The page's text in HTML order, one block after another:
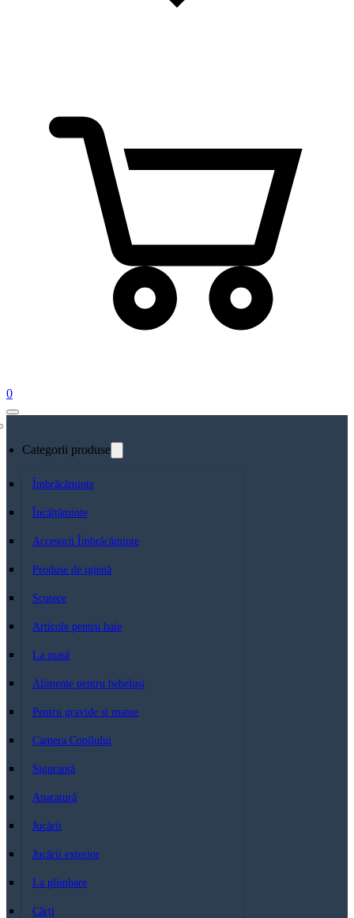
0
Categorii produse
Îmbrăcăminte
Încălțăminte
Accesorii Îmbrăcăminte
Produse de igienă
Scutece
Articole pentru baie
La masă
Alimente pentru bebeluși
Pentru gravide si mame
Camera Copilului
Siguranță
Aparatură
Jucării
Jucării exterior
La plimbare
Cărți